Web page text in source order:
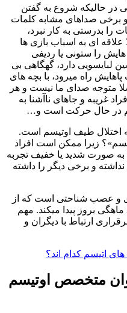
است و از حدود 1 سالگی در حالیکه شروع به گفتن
و برخی صداهای مشابه کلمات
کلمات را بدرستی به کار نبرد،
ای به اسباب بازی ها
را ستونی یا ردیفی
لبایسویی دارد، گهگاهی بی
راه میرود، با بچه های
متوجه صدای ما نیست و هر
غریبه و جاهای ناآشنا به
در حال حرکت است و…
اختلال طیف اوتیسم است.
زیرا ممکن است افراد
به صورت شدید یا خفیف تجربه
و برخی دیگر را داشته
و عصب شناحتی است که از
18 ماهگی علایم آن آغاز شده و تا 30 ماهگی بروز پیدا میکند. مهم
ارتباط با دیگران و
اتیسم کدام اند؟
متخصص اوتیسم